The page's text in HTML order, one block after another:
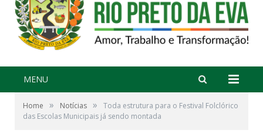
MENU
Home » Notícias »
Toda estrutura para o Festival Folclórico
das Escolas Municipais já sendo montada